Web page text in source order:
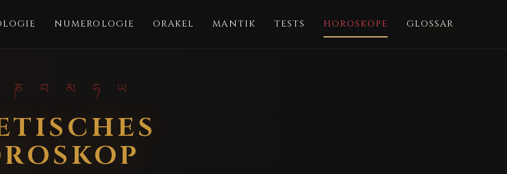
NUMEROLOGIE ORAKEL MANTIK TESTS HOROSKOPE GLOSSAR
ཎ བ མ ཧ ཡ